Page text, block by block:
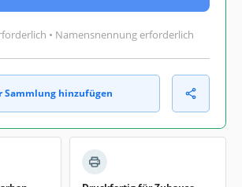
• Namensnennung erforderlich
Sammlung hinzufügen